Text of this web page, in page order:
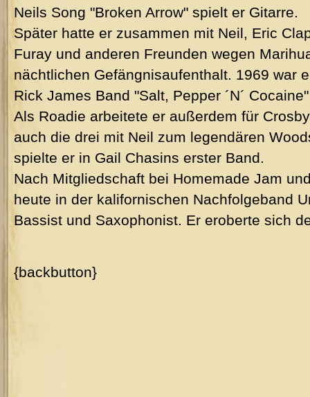
Neils Song "Broken Arrow" spielt er Gitarre.
Später hatte er zusammen mit Neil, Eric
Furay und anderen Freunden wegen
nächtlichen Gefängnisaufenthalt. 1969 war
Rick James Band "Salt, Pepper ´N´
Als Roadie arbeitete er außerdem für
auch die drei mit Neil zum legendären
spielte er in Gail Chasins erster Band.
Nach Mitgliedschaft bei Homemade Jam
heute in der kalifornischen Nachfolgeband
Bassist und Saxophonist. Er eroberte sich
{backbutton}